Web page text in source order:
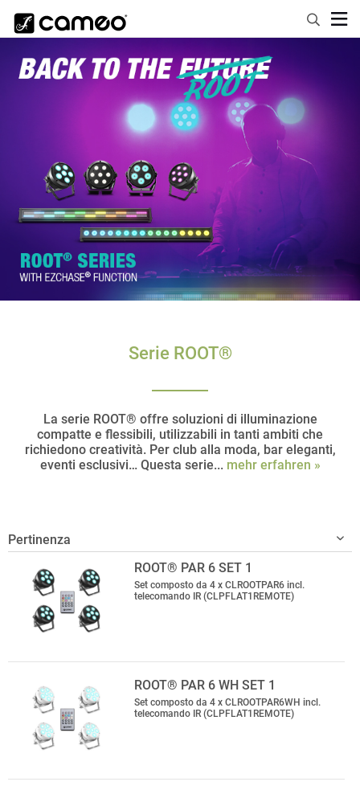
Serie ROOT®
La serie ROOT® offre soluzioni di illuminazione
compatte e flessibili, utilizzabili in tanti ambiti che
richiedono creatività. Per club alla moda, bar eleganti,
eventi esclusivi… Questa serie... mehr erfahren »
ROOT® PAR 6 SET 1
Set composto da 4 x CLROOTPAR6 incl.
telecomando IR (CLPFLAT1REMOTE)
ROOT® PAR 6 WH SET 1
Set composto da 4 x CLROOTPAR6WH incl.
telecomando IR (CLPFLAT1REMOTE)